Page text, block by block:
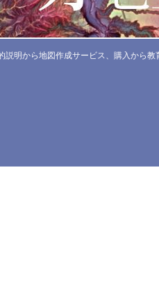
説明から地図作成サービス、購入から教